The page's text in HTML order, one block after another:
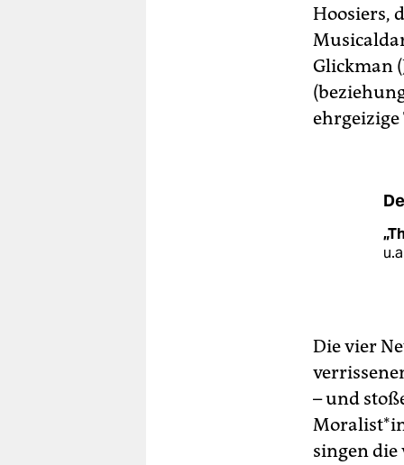
Hoosiers,
Glickman
ehrgeizige
Die vier
– und
singen